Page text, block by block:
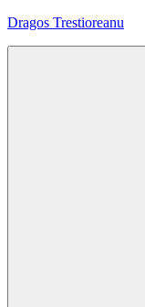
Sari
Dragos Trestioreanu